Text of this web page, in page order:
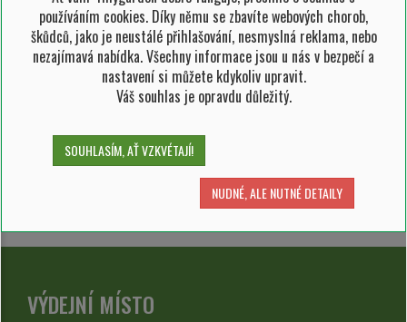
13.06.2025 -Slimáci: Jak se zbavit těchto
ničivých zahradních škůdců
02.04.2025 -Návod na pěstování
hlávkového salátu
Návod na pěstování hlávkového salátu
02.04.2025 -Návod na pěstování kedluben
Návod na pěstování kedluben
VÝDEJNÍ MÍSTO
používáním cookies. Díky němu se zbavíte webových chorob,
škůdců, jako je neustálé přihlašování, nesmyslná reklama, nebo
nezajímavá nabídka. Všechny informace jsou u nás v bezpečí a
nastavení si můžete kdykoliv upravit.
Váš souhlas je opravdu důležitý.
SOUHLASÍM, AŤ VZKVÉTAJÍ!
NUDNÉ, ALE NUTNÉ DETAILY